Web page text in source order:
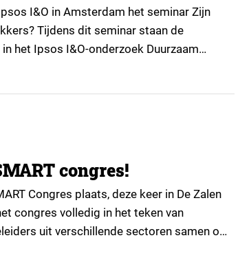
I&O in Amsterdam het seminar Zijn
Tijdens dit seminar staan de
het Ipsos I&O-onderzoek Duurzaam
congres!
Congres plaats, deze keer in De Zalen
congres volledig in het teken van
uit verschillende sectoren samen om